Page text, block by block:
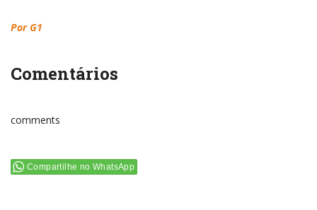
Por G1
Comentários
comments
Compartilhe no WhatsApp